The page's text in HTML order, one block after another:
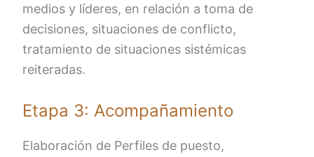
medios y líderes, en relación a toma de
decisiones, situaciones de conflicto,
tratamiento de situaciones sistémicas
reiteradas.
Etapa 3: Acompañamiento
Elaboración de Perfiles de puesto,